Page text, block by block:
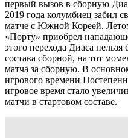
первый вызов в сборную
2019 года колумбиец забил
матче с Южной Кореей.
«Порту» приобрел
этого перехода Диаса
состава сборной, на тот
матча за сборную. В
игрового времени
игровое время стало
матчи в стартовом составе.